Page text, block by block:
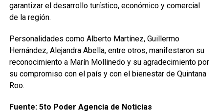
garantizar el desarrollo turístico, económico y comercial
de la región.
Personalidades como Alberto Martínez, Guillermo
Hernández, Alejandra Abella, entre otros, manifestaron su
reconocimiento a Marín Mollinedo y su agradecimiento por
su compromiso con el país y con el bienestar de Quintana
Roo.
Fuente: 5to Poder Agencia de Noticias